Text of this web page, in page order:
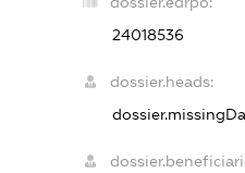
24018536
dossier.heads: